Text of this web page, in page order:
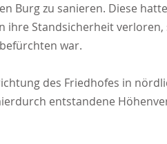
Burg zu sanieren. Diese
ihre Standsicherheit
war.
des Friedhofes in
entstandene